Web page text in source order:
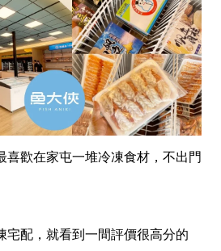
喜歡在家屯一堆冷凍食材，不出門
宅配，就看到一間評價很高分的